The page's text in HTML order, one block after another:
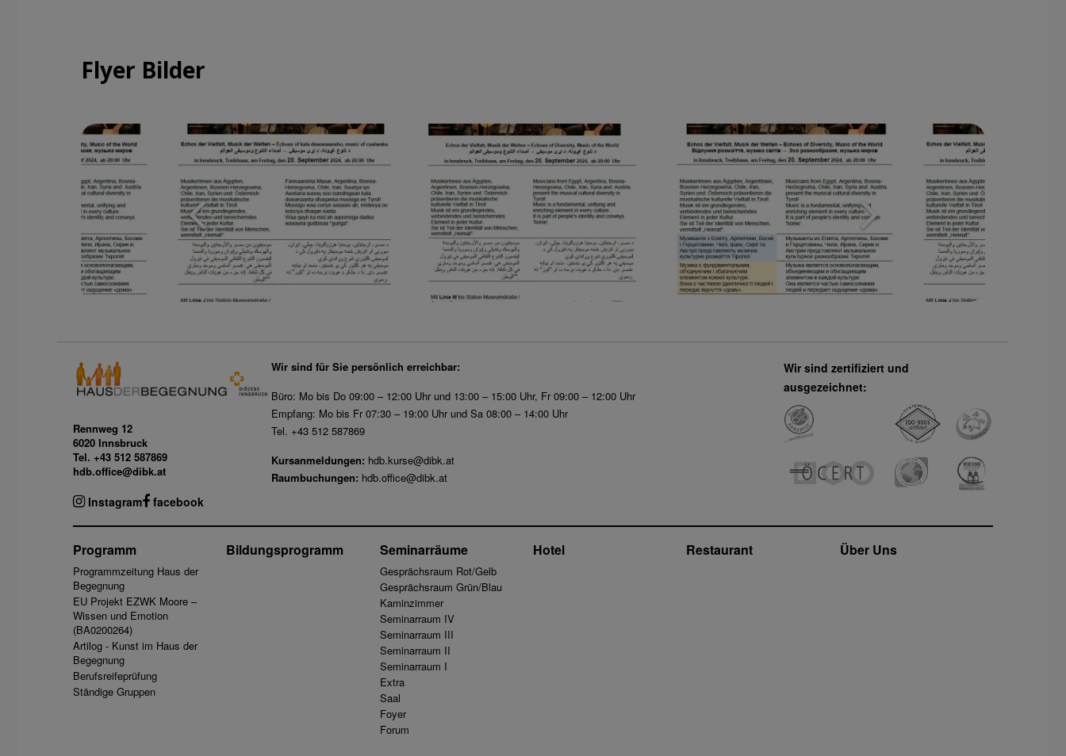
Flyer Bilder
Rennweg 12
6020 Innsbruck
Tel. +43 512 587869
hdb.office@dibk.at
Instagram facebook
Wir sind für Sie persönlich erreichbar:
Büro: Mo bis Do 09:00 – 12:00 Uhr und 13:00 – 15:00 Uhr, Fr 09:00 – 12:00 Uhr
Empfang: Mo bis Fr 07:30 – 19:00 Uhr und Sa 08:00 – 14:00 Uhr
Tel. +43 512 587869
Kursanmeldungen: hdb.kurse@dibk.at
Raumbuchungen: hdb.office@dibk.at
Wir sind zertifiziert und
ausgezeichnet:
Programm
Programmzeitung Haus der
Begegnung
EU Projekt EZWK Moore –
Wissen und Emotion
(BA0200264)
Artilog - Kunst im Haus der
Begegnung
Berufsreifeprüfung
Ständige Gruppen
Bildungsprogramm Seminarräume
Gesprächsraum Rot/Gelb
Gesprächsraum Grün/Blau
Kaminzimmer
Seminarraum IV
Seminarraum III
Seminarraum II
Seminarraum I
Extra
Saal
Foyer
Forum
Hotel Restaurant Über Uns